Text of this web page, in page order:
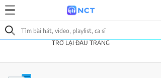
TRỞ LẠI ĐẦU TRANG